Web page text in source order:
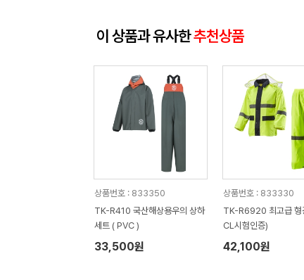
이 상품과 유사한추천상품
상품번호 : 833350
TK-R410 국산해상용우의 상하
세트 ( PVC )
33,500원
상품번호 : 833330
TK-R6920 최고급 형
CL시험인증)
42,100원